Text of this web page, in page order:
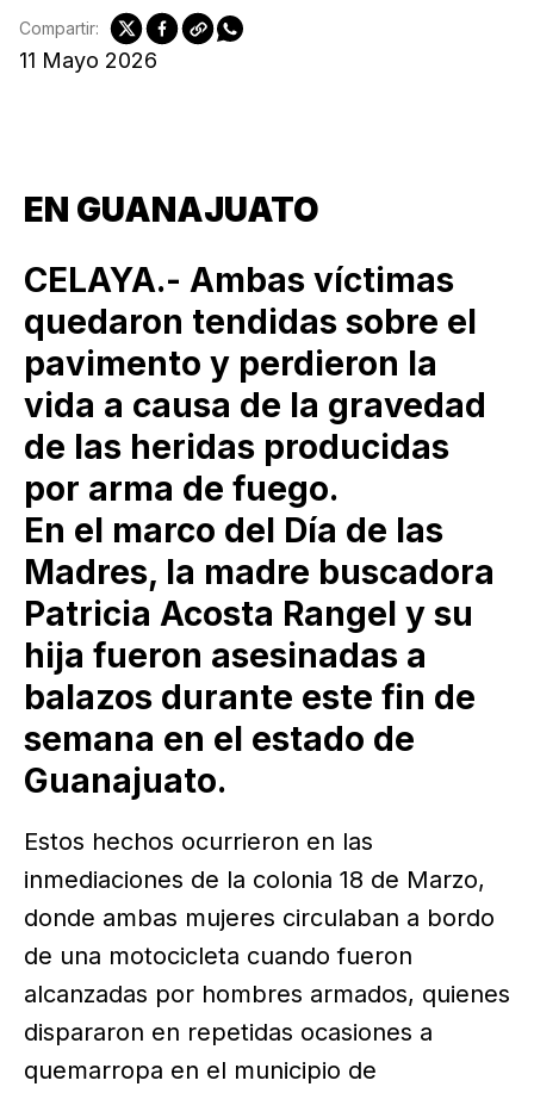
11 Mayo 2026
Compartir:
EN GUANAJUATO
CELAYA.- Ambas víctimas
quedaron tendidas sobre el
pavimento y perdieron la
vida a causa de la gravedad
de las heridas producidas
por arma de fuego.
En el marco del Día de las
Madres, la madre buscadora
Patricia Acosta Rangel y su
hija fueron asesinadas a
balazos durante este fin de
semana en el estado de
Guanajuato.
Estos hechos ocurrieron en las
inmediaciones de la colonia 18 de Marzo,
donde ambas mujeres circulaban a bordo
de una motocicleta cuando fueron
alcanzadas por hombres armados, quienes
dispararon en repetidas ocasiones a
quemarropa en el municipio de